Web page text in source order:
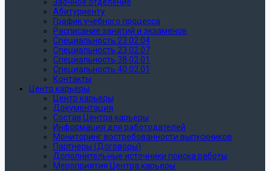
Абитуриенту
График учебного процесса
Расписание занятий и экзаменов
Специальность 23.02.04
Специальность 23.02.07
Специальность 38.02.01
Специальность 40.02.01
Контакты
Центр карьеры
Центр карьеры
Документация
Состав Центра карьеры
Информация для работодателей
Мониторинг востребованности выпускников
Партнеры (Договоры)
Дополнительные источники поиска работы
Мероприятия Центра карьеры